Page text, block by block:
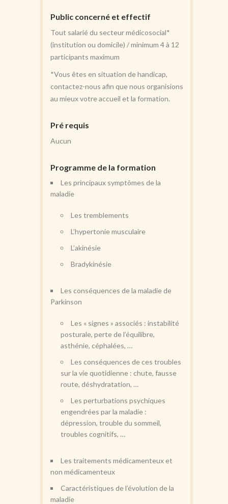
Public concerné et effectif
Tout salarié du secteur médicosocial*
(institution ou domicile) / minimum 4 à 12
participants maximum
*Vous êtes en situation de handicap,
contactez-nous afin que nous organisions
au mieux votre accueil et la formation.
Pré requis
Aucun
Programme de la formation
Les principaux symptômes de la
maladie
Les tremblements
L’hypertonie musculaire
L’akinésie
Bradykinésie
Les conséquences de la maladie de
Parkinson
Les « signes » associés : instabilité
posturale, perte de l’équilibre,
asthénie, céphalées, …
Les conséquences de ces troubles
sur la vie quotidienne : chute, fausse
route, déshydratation, …
Les perturbations psychiques
engendrées par la maladie :
dépression, trouble du sommeil,
troubles cognitifs, …
Les traitements médicamenteux et
non médicamenteux
Caractéristiques de l’évolution de la
maladie